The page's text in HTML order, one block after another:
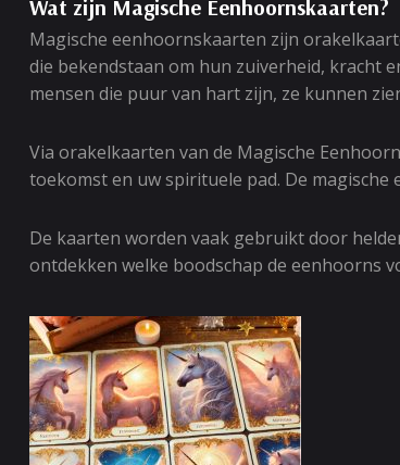
Wat zijn Magische Eenhoornskaarten?
Magische eenhoornskaarten zijn
die bekendstaan om hun zuiverheid, kracht
mensen die puur van hart zijn, ze kunnen
Via orakelkaarten van de Magische
toekomst en uw spirituele pad. De
De kaarten worden vaak gebruikt door
ontdekken welke boodschap de eenhoorns